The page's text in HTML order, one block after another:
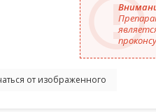
от изображенного